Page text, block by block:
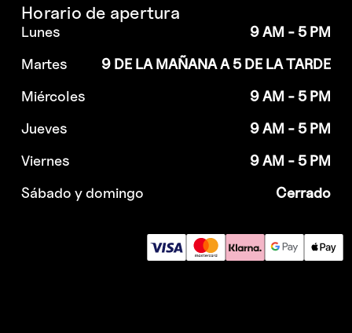
Horario de apertura
Lunes
9 AM - 5 PM
Martes
9 DE LA MAÑANA A 5 DE LA TARDE
Miércoles
9 AM - 5 PM
Jueves
9 AM - 5 PM
Viernes
9 AM - 5 PM
Sábado y domingo
Cerrado